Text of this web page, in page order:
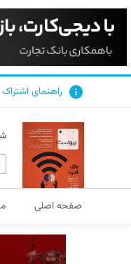
راهنمای اشتراک
صفحه اصلی